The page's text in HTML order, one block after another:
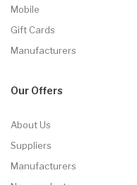
Mobile
Gift Cards
Manufacturers
Our Offers
About Us
Suppliers
Manufacturers